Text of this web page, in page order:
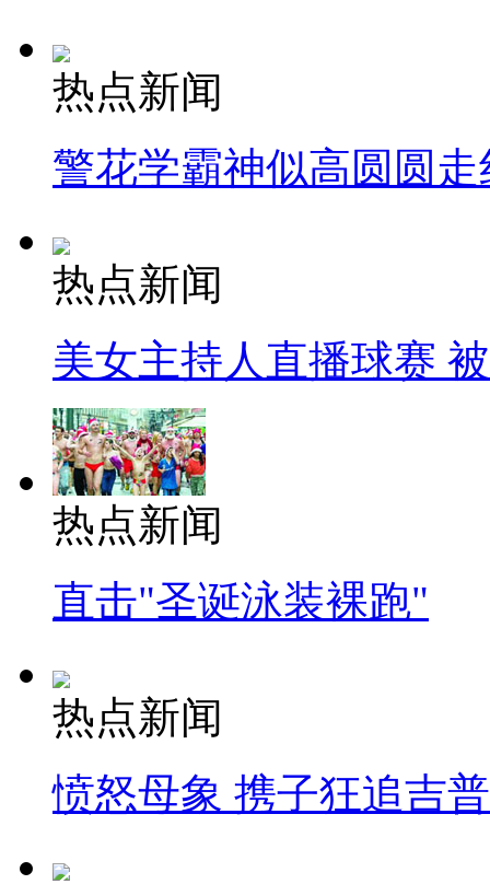
热点新闻
警花学霸神似高圆圆走
热点新闻
美女主持人直播球赛
热点新闻
直击"圣诞泳装裸跑"
热点新闻
愤怒母象 携子狂追吉